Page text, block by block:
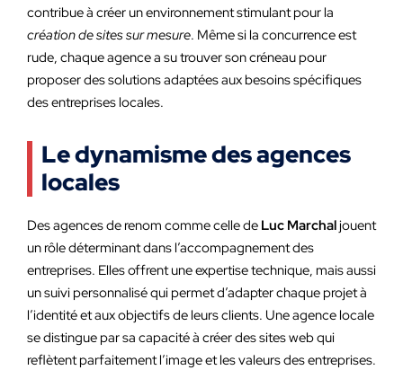
contribue à créer un environnement stimulant pour la
création de sites sur mesure. Même si la concurrence est
rude, chaque agence a su trouver son créneau pour
proposer des solutions adaptées aux besoins spécifiques
des entreprises locales.
Le dynamisme des agences
locales
Des agences de renom comme celle de Luc Marchaljouent
un rôle déterminant dans l’accompagnement des
entreprises. Elles offrent une expertise technique, mais aussi
un suivi personnalisé qui permet d’adapter chaque projet à
l’identité et aux objectifs de leurs clients. Une agence locale
se distingue par sa capacité à créer des sites web qui
reflètent parfaitement l’image et les valeurs des entreprises.